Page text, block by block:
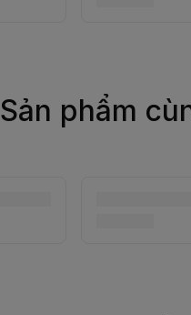
Sản phẩm